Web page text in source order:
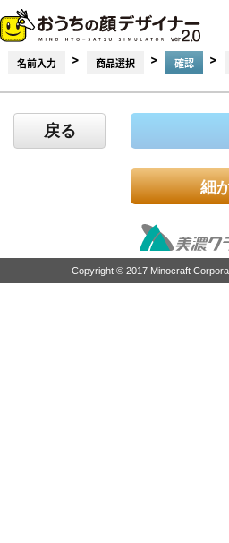
名前入力 > 商品選択 > 確認 >
戻る
細
Copyright © 2017 Minocraft